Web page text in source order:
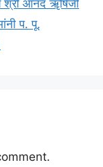
श्री आनंद ॠषिजी
प. पू.